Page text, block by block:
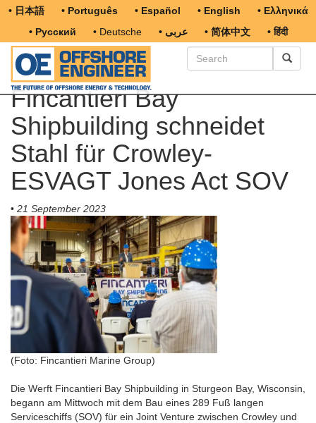
• 日本語 • Português • Español • English
• Ελληνικά
• Русский
• Deutsche • عربى • 简体中文 • हिंदी
Fincantieri Bay
Shipbuilding schneidet
Stahl für Crowley-
ESVAGT Jones Act SOV
• 21 September 2023
(Foto: Fincantieri Marine Group)
Die Werft Fincantieri Bay Shipbuilding in Sturgeon Bay, Wisconsin,
begann am Mittwoch mit dem Bau eines 289 Fuß langen
Serviceschiffs (SOV) für ein Joint Venture zwischen Crowley und